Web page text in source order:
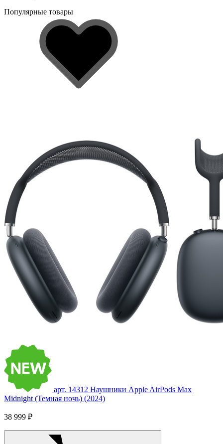
Популярные товары
арт. 14312 Наушники Apple AirPods Max
Midnight (Темная ночь) (2024)
38 999 ₽